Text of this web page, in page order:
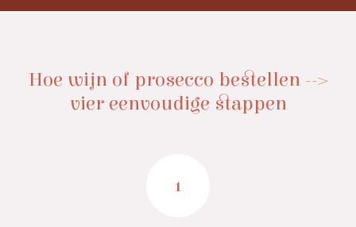
Hoe wijn of prosecco bestellen -->
vier eenvoudige stappen
1